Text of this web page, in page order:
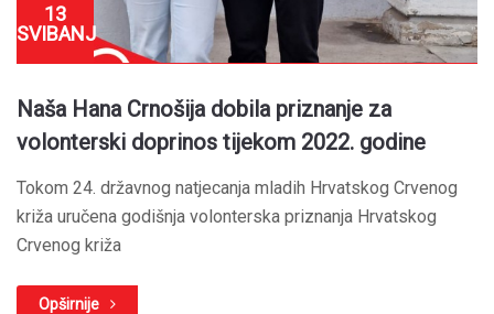
13
SVIBANJ
Naša Hana Crnošija dobila priznanje za
volonterski doprinos tijekom 2022. godine
Tokom 24. državnog natjecanja mladih Hrvatskog Crvenog
križa uručena godišnja volonterska priznanja Hrvatskog
Crvenog križa
Opširnije